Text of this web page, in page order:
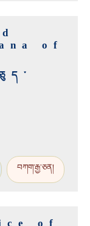
of
བཀག་རྒྱ་ཅན།
of